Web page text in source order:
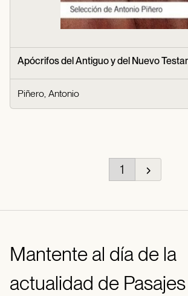
Apócrifos del Antiguo y del Nuevo
Piñero, Antonio
1
Mantente al día de la
actualidad de Pasajes